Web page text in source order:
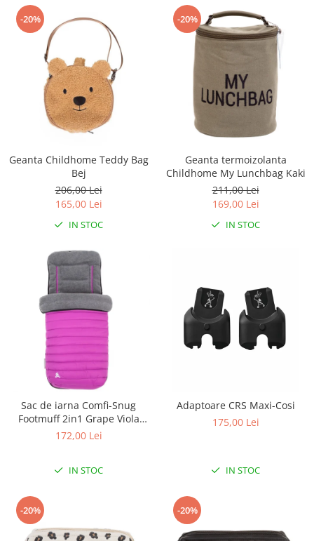
-20%
Geanta Childhome Teddy Bag
Bej
206,00 Lei
165,00 Lei
IN STOC
-20%
Geanta termoizolanta
Childhome My Lunchbag Kaki
211,00 Lei
169,00 Lei
IN STOC
Sac de iarna Comfi-Snug
Footmuff 2in1 Grape Viola
843633
172,00 Lei
IN STOC
Adaptoare CRS Maxi-Cosi
175,00 Lei
IN STOC
-20% -20%